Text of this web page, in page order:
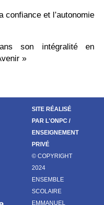
confiance et l’autonomie
son intégralité en
»
SITE RÉALISÉ
PAR L'ONPC /
ENSEIGNEMENT
PRIVÉ
© COPYRIGHT
2024
ENSEMBLE
SCOLAIRE
EMMANUEL